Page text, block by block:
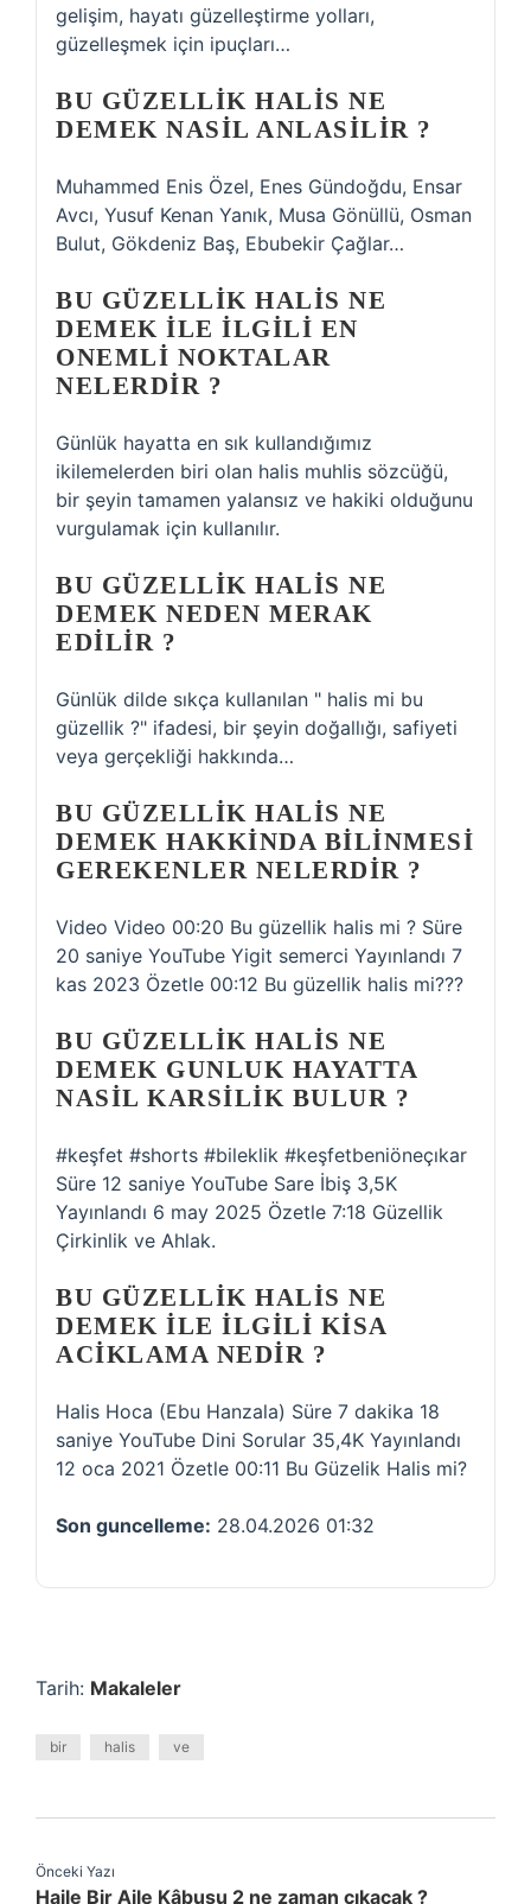
gelişim, hayatı güzelleştirme yolları,
güzelleşmek için ipuçları…
BU GÜZELLIK HALIS NE
DEMEK NASIL ANLASILIR ?
Muhammed Enis Özel, Enes Gündoğdu, Ensar
Avcı, Yusuf Kenan Yanık, Musa Gönüllü, Osman
Bulut, Gökdeniz Baş, Ebubekir Çağlar…
BU GÜZELLIK HALIS NE
DEMEK ILE ILGILI EN
ONEMLI NOKTALAR
NELERDIR ?
Günlük hayatta en sık kullandığımız
ikilemelerden biri olan halis muhlis sözcüğü,
bir şeyin tamamen yalansız ve hakiki olduğunu
vurgulamak için kullanılır.
BU GÜZELLIK HALIS NE
DEMEK NEDEN MERAK
EDILIR ?
Günlük dilde sıkça kullanılan " halis mi bu
güzellik ?" ifadesi, bir şeyin doğallığı, safiyeti
veya gerçekliği hakkında…
BU GÜZELLIK HALIS NE
DEMEK HAKKINDA BILINMESI
GEREKENLER NELERDIR ?
Video Video 00:20 Bu güzellik halis mi ? Süre
20 saniye YouTube Yigit semerci Yayınlandı 7
kas 2023 Özetle 00:12 Bu güzellik halis mi???
BU GÜZELLIK HALIS NE
DEMEK GUNLUK HAYATTA
NASIL KARSILIK BULUR ?
#keşfet #shorts #bileklik #keşfetbeniöneçıkar
Süre 12 saniye YouTube Sare İbiş 3,5K
Yayınlandı 6 may 2025 Özetle 7:18 Güzellik
Çirkinlik ve Ahlak.
BU GÜZELLIK HALIS NE
DEMEK ILE ILGILI KISA
ACIKLAMA NEDIR ?
Halis Hoca (Ebu Hanzala) Süre 7 dakika 18
saniye YouTube Dini Sorular 35,4K Yayınlandı
12 oca 2021 Özetle 00:11 Bu Güzelik Halis mi?
Son guncelleme: 28.04.2026 01:32
Tarih: Makaleler
bir halis ve
Önceki Yazı
Haile Bir Aile Kâbusu 2 ne zaman çıkacak ?